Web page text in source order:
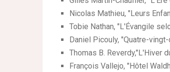
Nicolas Mathieu, "Leurs
Tobie Nathan, "L'Évangile
Daniel Picouly, "Quatre-
Thomas B. Reverdy,"L'Hiver
François Vallejo, "Hôtel